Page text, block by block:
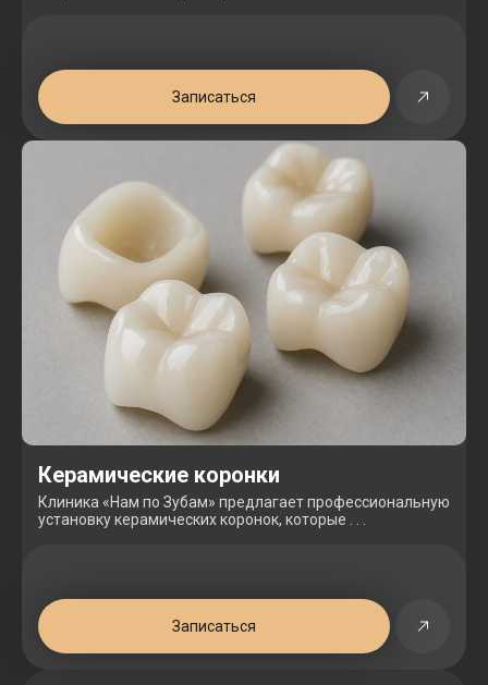
Записаться
Керамические коронки
Клиника «Нам по Зубам» предлагает профессиональную
установку керамических коронок, которые . . .
Записаться